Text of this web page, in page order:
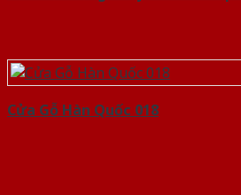
Cửa Gỗ Hàn Quốc 018